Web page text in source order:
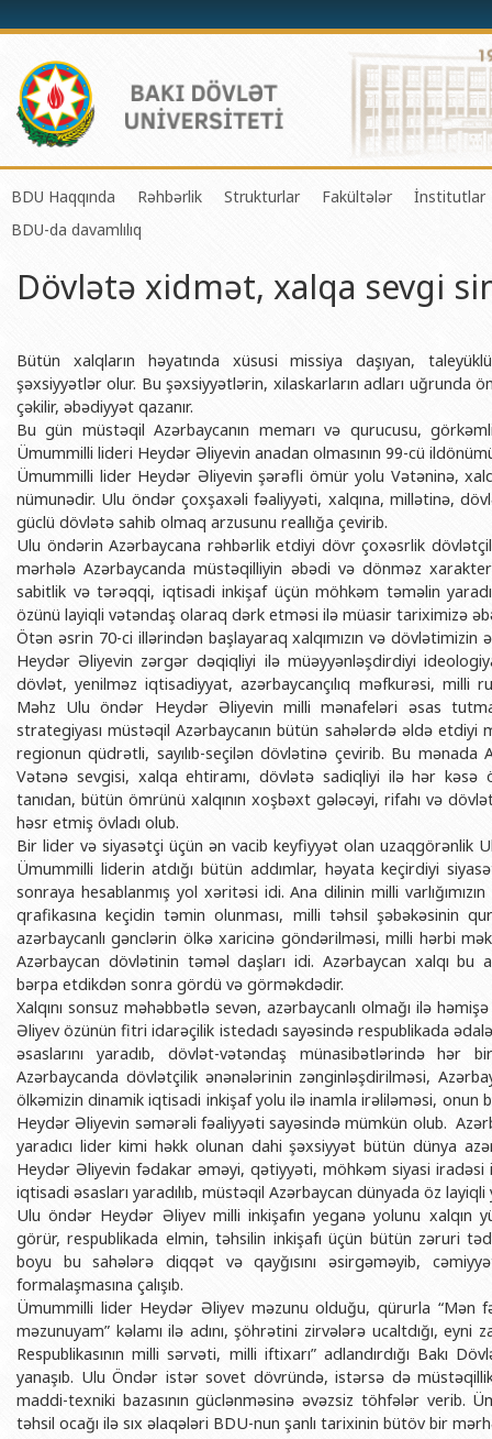
BDU Haqqında
BDU-nun tarixi
BDU-nun Missiya və Strateji inkişaf planı
Akkreditasiya haqqında Sertifikat
BDU-nun üzv olduğu beynəlxalq təşkilatlar
BDU-nun qrant layihələri
Rektorlarımız
BDU-nun məzunları
Fəxri doktorlarımız
BDU-da təhsil
BDU-da tədris olunan ixtisaslar
Universitet tarixinin ən mühüm hadisələri
Rəhbərlik
Prorektorlar
Dekanlar
Həmkarlar İttifaqı Komitəsi
Tədris Metodiki Şura
Strukturlar
Elmi fəaliyyətin təşkili və
Beynəlxalq əlaqələr şöbəsi
Xarici tələbələrlə iş şöbəsi
İctimaiyyətlə əlaqələr və
Humanitar məsələlər və gənclər
İnsan resursları və hüquq şöbəsi
Sənədlər və Müraciətlərlə iş
Maliyyə və təminat Departamenti
Keyfiyyətin təminatı, monitorinq
Psixoloji Yardım Sektoru
Mədəniyyət-yaradıcılıq Mərkəzi
İdman-sağlamlıq Mərkəzi
BDU-nun Nəşr Evi
Fakültələr
Tətbiqi riyaziyyat
Kimya fakültəsi
Biologiya fakültəsi
Ekologiya və
Coğrafiya fakültəsi
Geologiya fakültəsi
Filologiya fakültəsi
Tarix fakültəsi
Beynəlxalq
Hüquq fakültəsi
Jurnalistika fakültəsi
İnformasiya və
Şərqşünasliq
Sosial elmlər və
İnstitutlar
və
Şəxsi
Publik
BDU-da davamlılıq
Dövlətə xidmət, xalqa sevgi
Bütün xalqların həyatında xüsusi missiya daşıyan,
şəxsiyyətlər olur. Bu şəxsiyyətlərin, xilaskarların adları uğrunda
çəkilir, əbədiyyət qazanır.
Bu gün müstəqil Azərbaycanın memarı və qurucusu,
Ümummilli lideri Heydər Əliyevin anadan olmasının 99-cü
Ümummilli lider Heydər Əliyevin şərəfli ömür yolu Vətəninə,
nümunədir. Ulu öndər çoxşaxəli fəaliyyəti, xalqına, millətinə,
güclü dövlətə sahib olmaq arzusunu reallığa çevirib.
Ulu öndərin Azərbaycana rəhbərlik etdiyi dövr çoxəsrlik
mərhələ Azərbaycanda müstəqilliyin əbədi və dönməz
sabitlik və tərəqqi, iqtisadi inkişaf üçün möhkəm təməlin
özünü layiqli vətəndaş olaraq dərk etməsi ilə müasir tariximizə
Ötən əsrin 70-ci illərindən başlayaraq xalqımızın və
Heydər Əliyevin zərgər dəqiqliyi ilə müəyyənləşdirdiyi
dövlət, yenilməz iqtisadiyyat, azərbaycançılıq məfkurəsi, milli
Məhz Ulu öndər Heydər Əliyevin milli mənafeləri əsas
strategiyası müstəqil Azərbaycanın bütün sahələrdə əldə etdiyi
regionun qüdrətli, sayılıb-seçilən dövlətinə çevirib. Bu mənada
Vətənə sevgisi, xalqa ehtiramı, dövlətə sadiqliyi ilə hər
tanıdan, bütün ömrünü xalqının xoşbəxt gələcəyi, rifahı və
həsr etmiş övladı olub.
Bir lider və siyasətçi üçün ən vacib keyfiyyət olan uzaqgörənlik
Ümummilli liderin atdığı bütün addımlar, həyata keçirdiyi
sonraya hesablanmış yol xəritəsi idi. Ana dilinin milli
qrafikasına keçidin təmin olunması, milli təhsil şəbəkəsinin
azərbaycanlı gənclərin ölkə xaricinə göndərilməsi, milli hərbi
Azərbaycan dövlətinin təməl daşları idi. Azərbaycan xalqı bu
bərpa etdikdən sonra gördü və görməkdədir.
Xalqını sonsuz məhəbbətlə sevən, azərbaycanlı olmağı ilə
Əliyev özünün fitri idarəçilik istedadı sayəsində respublikada
əsaslarını yaradıb, dövlət-vətəndaş münasibətlərində
Azərbaycanda dövlətçilik ənənələrinin zənginləşdirilməsi,
ölkəmizin dinamik iqtisadi inkişaf yolu ilə inamla irəliləməsi, onun
Heydər Əliyevin səmərəli fəaliyyəti sayəsində mümkün olub.
yaradıcı lider kimi həkk olunan dahi şəxsiyyət bütün dünya
Heydər Əliyevin fədakar əməyi, qətiyyəti, möhkəm siyasi iradəsi
iqtisadi əsasları yaradılıb, müstəqil Azərbaycan dünyada öz
Ulu öndər Heydər Əliyev milli inkişafın yeganə yolunu xalqın
görür, respublikada elmin, təhsilin inkişafı üçün bütün zəruri
boyu bu sahələrə diqqət və qayğısını əsirgəməyib,
formalaşmasına çalışıb.
Ümummilli lider Heydər Əliyev məzunu olduğu, qürurla “Mən
məzunuyam” kəlamı ilə adını, şöhrətini zirvələrə ucaltdığı, eyni
Respublikasının milli sərvəti, milli iftixarı” adlandırdığı Bakı
yanaşıb. Ulu Öndər istər sovet dövründə, istərsə də
maddi-texniki bazasının güclənməsinə əvəzsiz töhfələr verib.
təhsil ocağı ilə sıx əlaqələri BDU-nun şanlı tarixinin bütöv bir